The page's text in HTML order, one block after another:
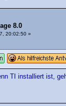
8.0
20:02:50 »
TI installiert ist,